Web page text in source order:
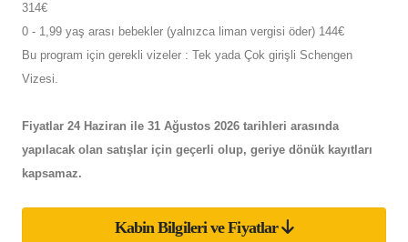
314€
0 - 1,99 yaş arası bebekler (yalnızca liman vergisi öder) 144€
Bu program için gerekli vizeler : Tek yada Çok girişli Schengen
Vizesi.
Fiyatlar 24 Haziran ile 31 Ağustos 2026 tarihleri arasında
yapılacak olan satışlar için geçerli olup, geriye dönük kayıtları
kapsamaz.
Kabin Bilgileri ve Fiyatlar